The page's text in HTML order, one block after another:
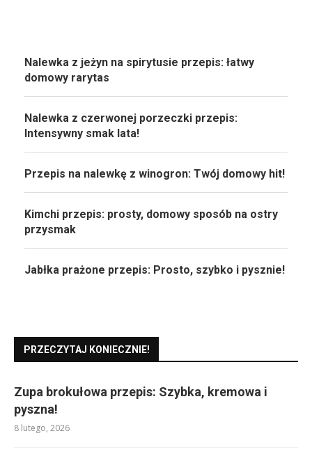
Nalewka z jeżyn na spirytusie przepis: łatwy
domowy rarytas
Nalewka z czerwonej porzeczki przepis:
Intensywny smak lata!
Przepis na nalewkę z winogron: Twój domowy hit!
Kimchi przepis: prosty, domowy sposób na ostry
przysmak
Jabłka prażone przepis: Prosto, szybko i pysznie!
PRZECZYTAJ KONIECZNIE!
Zupa brokułowa przepis: Szybka, kremowa i
pyszna!
8 lutego, 2026